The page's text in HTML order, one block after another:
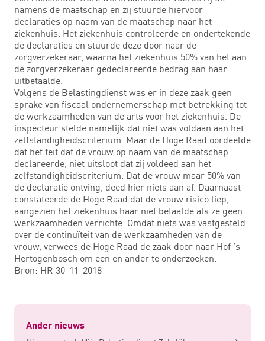
namens de maatschap en zij stuurde hiervoor
declaraties op naam van de maatschap naar het
ziekenhuis. Het ziekenhuis controleerde en ondertekende
de declaraties en stuurde deze door naar de
zorgverzekeraar, waarna het ziekenhuis 50% van het aan
de zorgverzekeraar gedeclareerde bedrag aan haar
uitbetaalde.
Volgens de Belastingdienst was er in deze zaak geen
sprake van fiscaal ondernemerschap met betrekking tot
de werkzaamheden van de arts voor het ziekenhuis. De
inspecteur stelde namelijk dat niet was voldaan aan het
zelfstandigheidscriterium. Maar de Hoge Raad oordeelde
dat het feit dat de vrouw op naam van de maatschap
declareerde, niet uitsloot dat zij voldeed aan het
zelfstandigheidscriterium. Dat de vrouw maar 50% van
de declaratie ontving, deed hier niets aan af. Daarnaast
constateerde de Hoge Raad dat de vrouw risico liep,
aangezien het ziekenhuis haar niet betaalde als ze geen
werkzaamheden verrichte. Omdat niets was vastgesteld
over de continuïteit van de werkzaamheden van de
vrouw, verwees de Hoge Raad de zaak door naar Hof ’s-
Hertogenbosch om een en ander te onderzoeken.
Bron: HR 30-11-2018
Ander nieuws